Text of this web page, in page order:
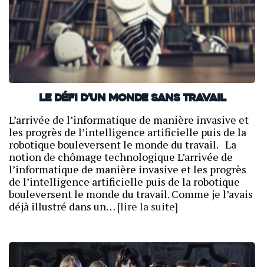
Le défi d’un monde sans travail
L’arrivée de l’informatique de manière invasive et
les progrès de l’intelligence artificielle puis de la
robotique bouleversent le monde du travail. La
notion de chômage technologique L’arrivée de
l’informatique de manière invasive et les progrès
de l’intelligence artificielle puis de la robotique
bouleversent le monde du travail. Comme je l’avais
déjà illustré dans un… [lire la suite]